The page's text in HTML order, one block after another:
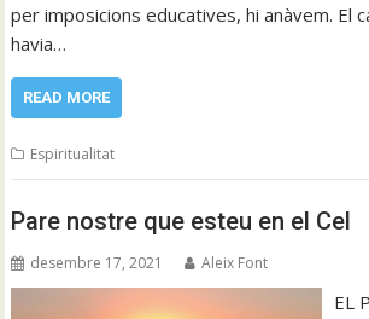
per imposicions educatives, hi anàvem. El
havia…
READ MORE
Espiritualitat
Pare nostre que esteu en el Cel
desembre 17, 2021 Aleix Font
EL